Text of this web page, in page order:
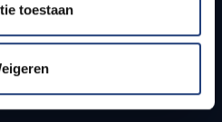
toestaan
scholen